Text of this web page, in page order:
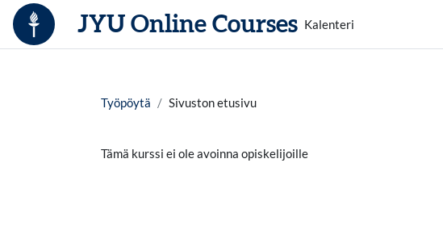
Siirry pääsisältöön
JYU Online Courses Kalenteri
Työpöytä Sivuston etusivu
Tämä kurssi ei ole avoinna opiskelijoille